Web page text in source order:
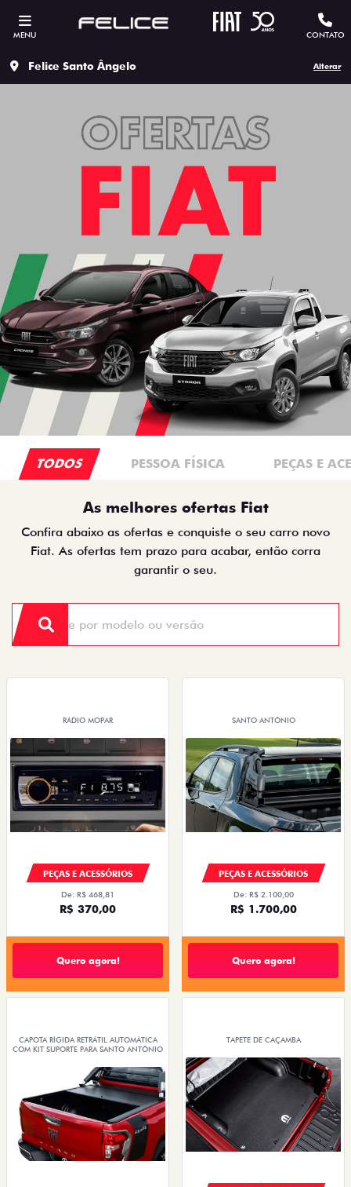
MENU CONTATO
Felice Santo Ângelo Alterar
TODOS PEÇAS E
PESSOA FÍSICA
As melhores ofertas Fiat
Confira abaixo as ofertas e conquiste o seu carro novo
Fiat. As ofertas tem prazo para acabar, então corra
garantir o seu.
RÁDIO MOPAR
PEÇAS E ACESSÓRIOS
De: R$ 468,81
R$ 370,00
Quero agora!
SANTO ANTÔNIO
PEÇAS E ACESSÓRIOS
De: R$ 2.100,00
R$ 1.700,00
Quero agora!
CAPOTA RÍGIDA RETRÁTIL AUTOMÁTICA
COM KIT SUPORTE PARA SANTO ANTÔNIO
TAPETE DE CAÇAMBA